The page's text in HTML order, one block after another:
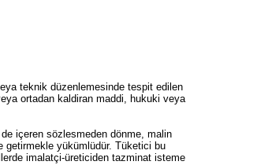
teknik düzenlemesinde tespit edilen
ortadan kaldiran maddi, hukuki veya
içeren sözlesmeden dönme, malin
yükümlüdür. Tüketici bu
imalatçi-üreticiden tazminat isteme